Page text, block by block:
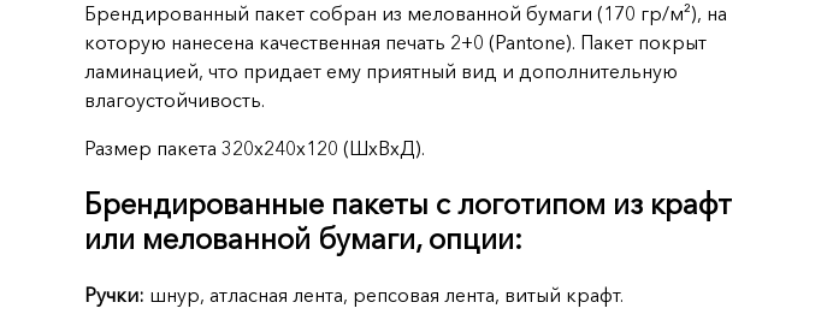
Брендированный пакет собран из мелованной бумаги (170 гр/м²), на
которую нанесена качественная печать 2+0 (Pantone). Пакет покрыт
ламинацией, что придает ему приятный вид и дополнительную
влагоустойчивость.
Размер пакета 320x240x120 (ШхВхД).
Брендированные пакеты с логотипом из крафт
или мелованной бумаги, опции:
Ручки: шнур, атласная лента, репсовая лента, витый крафт.